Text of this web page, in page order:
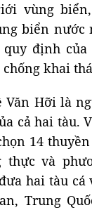
vùng
biển nước
định
khai
Văn Hỡi là
cả hai tàu.
14
và
hai tàu cá
Trung